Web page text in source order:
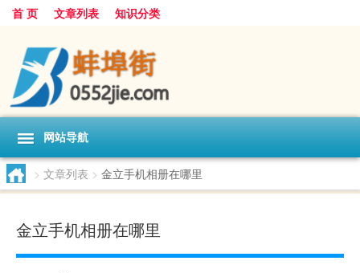
首 页 文章列表 知识分类
网站导航
> 文章列表 > 金立手机相册在哪里
金立手机相册在哪里